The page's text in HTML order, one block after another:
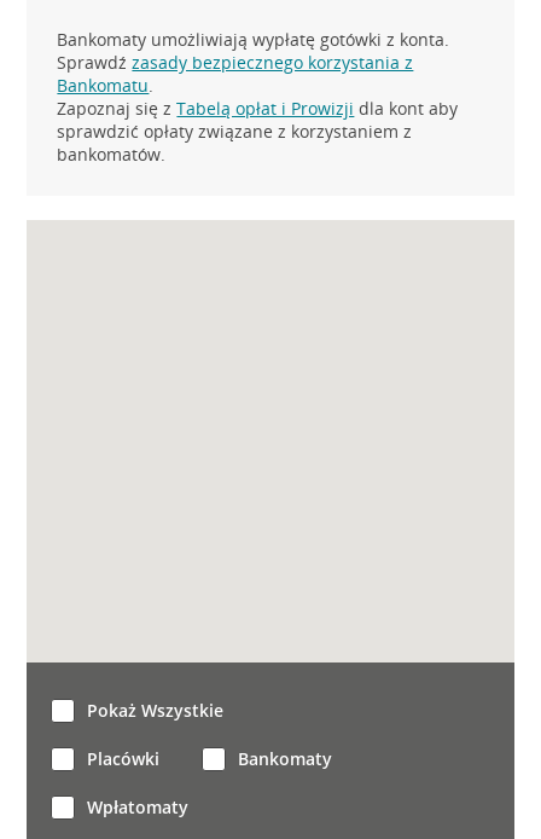
Bankomaty umożliwiają wypłatę gotówki z konta.
Sprawdźzasady bezpiecznego korzystania z
Bankomatu.
Zapoznaj się zTabelą opłat i Prowizji dla kont aby
sprawdzić opłaty związane z korzystaniem z
bankomatów.
Pokaż Wszystkie
Placówki Bankomaty
Wpłatomaty